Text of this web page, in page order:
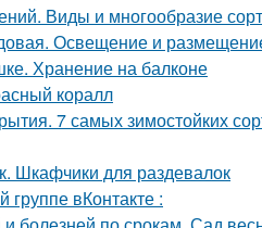
Виды и многообразие
Освещение и
Хранение на балконе
коралл
7 самых зимостойких
Шкафчики для раздевалок
вКонтакте :